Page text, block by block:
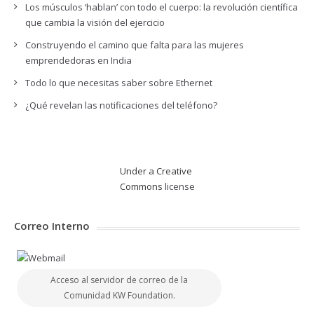
Los músculos ‘hablan’ con todo el cuerpo: la revolución científica
que cambia la visión del ejercicio
Construyendo el camino que falta para las mujeres
emprendedoras en India
Todo lo que necesitas saber sobre Ethernet
¿Qué revelan las notificaciones del teléfono?
Under a Creative
Commons license
Correo Interno
Acceso al servidor de correo de la
Comunidad KW Foundation.